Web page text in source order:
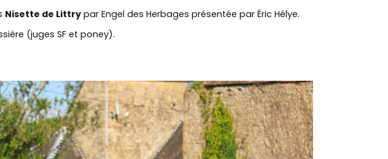
Nisette de Littry par Engel des Herbages présentée par Éric Hélye.
(juges SF et poney).